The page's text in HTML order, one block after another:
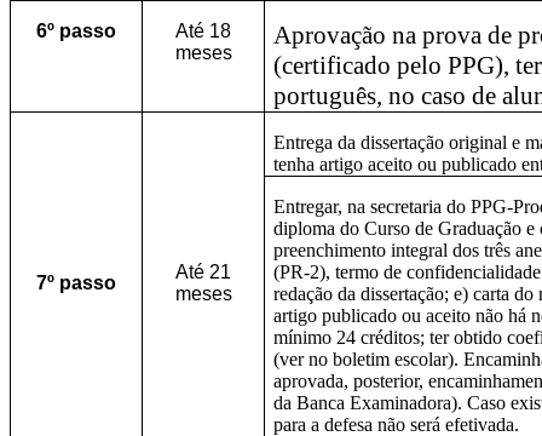
6º passo
Até 18
meses
Aprovação na prova de
(certificado pelo PPG),
português, no caso de
7º passo
Até 21
meses
Entrega da dissertação original e
tenha artigo aceito ou publicado
Entregar, na secretaria do PPG-
diploma do Curso de Graduação e
preenchimento integral dos três
(PR-2), termo de
redação da dissertação; e) carta
artigo publicado ou aceito não há
mínimo 24 créditos; ter obtido
(ver no boletim escolar).
aprovada, posterior,
da Banca Examinadora). Caso
para a defesa não será efetivada.